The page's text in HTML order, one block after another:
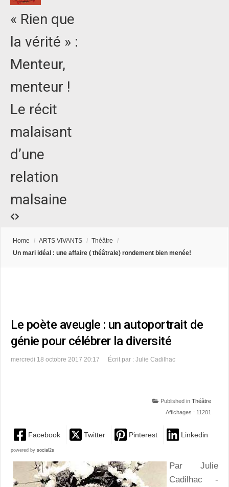
« Rien que
la vérité » :
Menteur,
menteur !
Le récit
malaisant
d’une
relation
malsaine
Home / ARTS VIVANTS / Théâtre
/
Un mari idéal : une affaire ( théâtrale) rondement bien menée!
Le poète aveugle : un autoportrait de
génie pour célébrer la diversité
mercredi 18 octobre 2017 20:17 Écrit par : Julie Cadilhac
Published in Théâtre
Affichages : 11201
Facebook Twitter Pinterest Linkedin
powered by social2s
Par Julie
Cadilhac -